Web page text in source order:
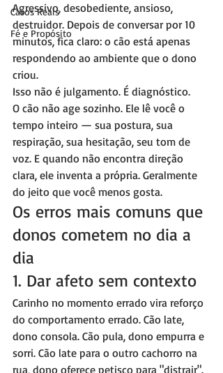
Casos Reais
Fé e Propósito
Agressivo, desobediente, ansioso,
destruidor. Depois de conversar por 10
minutos, fica claro: o cão está apenas
respondendo ao ambiente que o dono
criou.
Isso não é julgamento. É diagnóstico.
O cão não age sozinho. Ele lê você o
tempo inteiro — sua postura, sua
respiração, sua hesitação, seu tom de
voz. E quando não encontra direção
clara, ele inventa a própria. Geralmente
do jeito que você menos gosta.
Os erros mais comuns que
donos cometem no dia a
dia
1. Dar afeto sem contexto
Carinho no momento errado vira reforço
do comportamento errado. Cão late,
dono consola. Cão pula, dono empurra e
sorri. Cão late para o outro cachorro na
rua, dono oferece petisco para "distrair".